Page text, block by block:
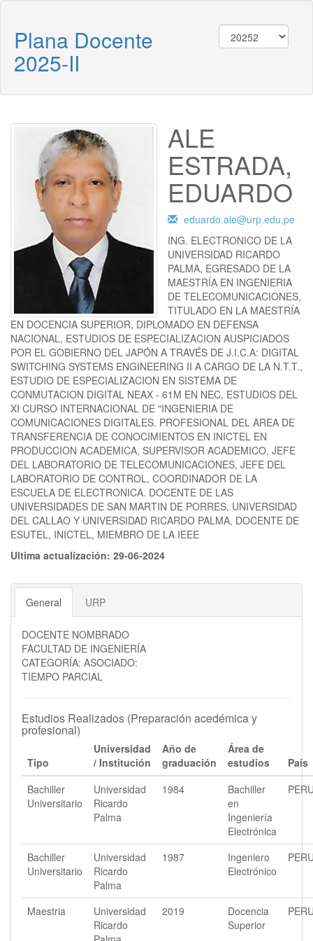
Plana Docente
2025-II
ALE
ESTRADA,
EDUARDO
eduardo.ale@urp.edu.pe
ING. ELECTRONICO DE LA
UNIVERSIDAD RICARDO
PALMA, EGRESADO DE LA
MAESTRÍA EN INGENIERIA
DE TELECOMUNICACIONES,
TITULADO EN LA MAESTRÍA
EN DOCENCIA SUPERIOR, DIPLOMADO EN DEFENSA
NACIONAL, ESTUDIOS DE ESPECIALIZACION AUSPICIADOS
POR EL GOBIERNO DEL JAPÓN A TRAVÉS DE J.I.C.A: DIGITAL
SWITCHING SYSTEMS ENGINEERING II A CARGO DE LA N.T.T.,
ESTUDIO DE ESPECIALIZACION EN SISTEMA DE
CONMUTACION DIGITAL NEAX - 61M EN NEC, ESTUDIOS DEL
XI CURSO INTERNACIONAL DE "INGENIERIA DE
COMUNICACIONES DIGITALES. PROFESIONAL DEL AREA DE
TRANSFERENCIA DE CONOCIMIENTOS EN INICTEL EN
PRODUCCION ACADEMICA, SUPERVISOR ACADEMICO, JEFE
DEL LABORATORIO DE TELECOMUNICACIONES, JEFE DEL
LABORATORIO DE CONTROL, COORDINADOR DE LA
ESCUELA DE ELECTRONICA. DOCENTE DE LAS
UNIVERSIDADES DE SAN MARTIN DE PORRES, UNIVERSIDAD
DEL CALLAO Y UNIVERSIDAD RICARDO PALMA, DOCENTE DE
ESUTEL, INICTEL, MIEMBRO DE LA IEEE
Ultima actualización: 29-06-2024
General URP
DOCENTE NOMBRADO
FACULTAD DE INGENIERÍA
CATEGORÍA: ASOCIADO:
TIEMPO PARCIAL
Estudios Realizados (Preparación acedémica y
profesional)
Tipo
Universidad
/ Institución
Año de
graduación
Área de
estudios
País
Bachiller
Universitario
Universidad
Ricardo
Palma
1984
Bachiller
en
Ingeniería
Electrónica
Bachiller
Universitario
Universidad
Ricardo
Palma
1987
Ingeniero
Electrónico
Maestria
Universidad
Ricardo
2019
Docencia
Superior